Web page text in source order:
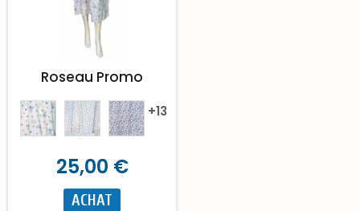
Roseau Promo
+13
25,00 €
ACHAT